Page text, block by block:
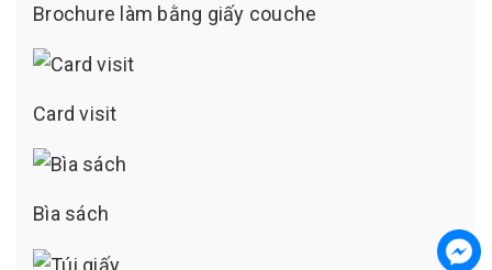
Brochure làm bằng giấy couche
Card visit
Bìa sách